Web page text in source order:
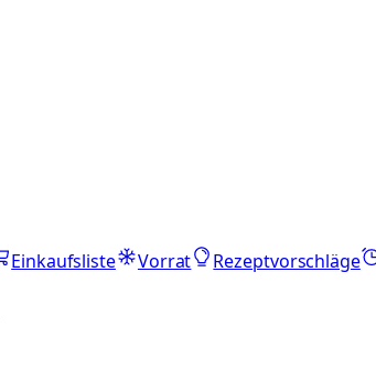
Einkaufsliste Vorrat Rezeptvorschläge